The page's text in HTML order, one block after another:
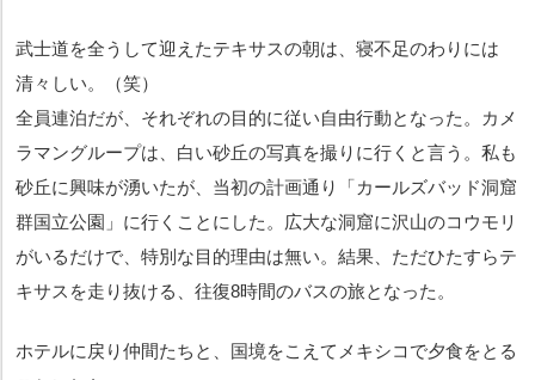
武士道を全うして迎えたテキサスの朝は、寝不足のわりには
清々しい。（笑）
全員連泊だが、それぞれの目的に従い自由行動となった。カメ
ラマングループは、白い砂丘の写真を撮りに行くと言う。私も
砂丘に興味が湧いたが、当初の計画通り「カールズバッド洞窟
群国立公園」に行くことにした。広大な洞窟に沢山のコウモリ
がいるだけで、特別な目的理由は無い。結果、ただひたすらテ
キサスを走り抜ける、往復8時間のバスの旅となった。
ホテルに戻り仲間たちと、国境をこえてメキシコで夕食をとる